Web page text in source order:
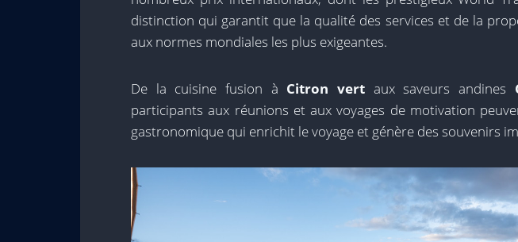
distinction qui garantit que la qualité des services et de la
aux normes mondiales les plus exigeantes.
De la cuisine fusion à Citron vert aux saveurs andines
participants aux réunions et aux voyages de motivation
gastronomique qui enrichit le voyage et génère des souvenirs